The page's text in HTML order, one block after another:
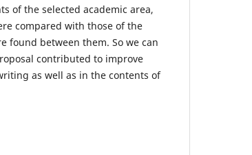
of the selected academic area,
compared with those of the
found between them. So we can
contributed to improve
as well as in the contents of